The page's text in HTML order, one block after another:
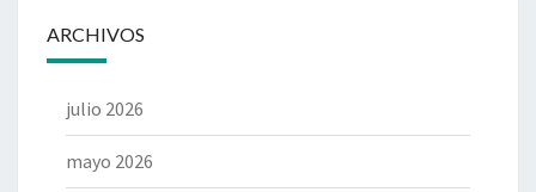
ARCHIVOS
julio 2026
mayo 2026